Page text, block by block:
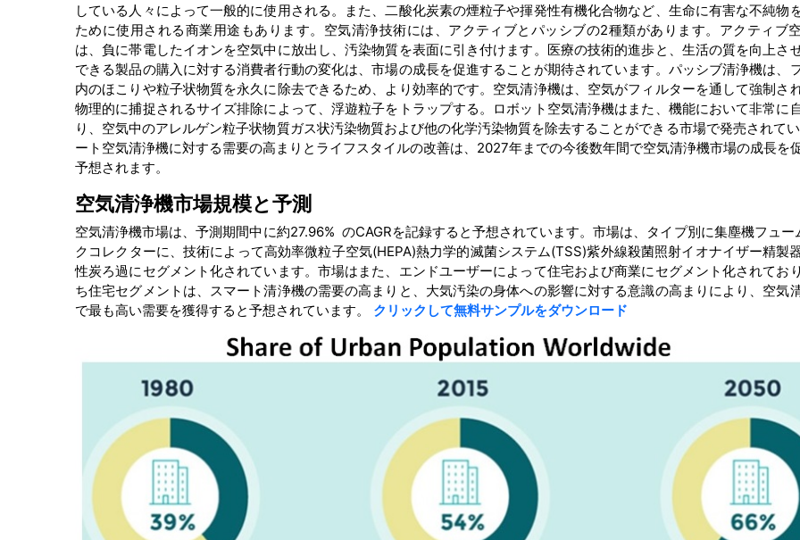
している人々によって一般的に使用される。また、二酸化炭素の煙粒子や揮発性有機化合物など、生命に有害な不純物
ために使用される商業用途もあります。空気清浄技術には、アクティブとパッシブの2種類があります。アクティブ
は、負に帯電したイオンを空気中に放出し、汚染物質を表面に引き付けます。医療の技術的進歩と、生活の質を向上さ
できる製品の購入に対する消費者行動の変化は、市場の成長を促進することが期待されています。パッシブ清浄機は、
内のほこりや粒子状物質を永久に除去できるため、より効率的です。空気清浄機は、空気がフィルターを通して強制さ
物理的に捕捉されるサイズ排除によって、浮遊粒子をトラップする。ロボット空気清浄機はまた、機能において非常に
り、空気中のアレルゲン粒子状物質ガス状汚染物質および他の化学汚染物質を除去することができる市場で発売されて
ート空気清浄機に対する需要の高まりとライフスタイルの改善は、2027年までの今後数年間で空気清浄機市場の成長を
予想されます。
空気清浄機市場規模と予測
空気清浄機市場は、予測期間中に約27.96% のCAGRを記録すると予想されています。市場は、タイプ別に集塵機フュー
クコレクターに、技術によって高効率微粒子空気(HEPA)熱力学的滅菌システム(TSS)紫外線殺菌照射イオナイザー精製
性炭ろ過にセグメント化されています。市場はまた、エンドユーザーによって住宅および商業にセグメント化されてお
ち住宅セグメントは、スマート清浄機の需要の高まりと、大気汚染の身体への影響に対する意識の高まりにより、空気
で最も高い需要を獲得すると予想されています。 クリックして無料サンプルをダウンロード